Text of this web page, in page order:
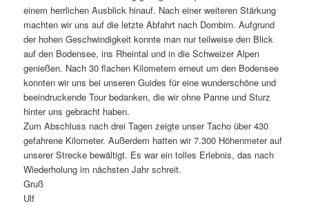
einem herrlichen Ausblick hinauf. Nach einer weiteren Stärkung
machten wir uns auf die letzte Abfahrt nach Dornbirn. Aufgrund
der hohen Geschwindigkeit konnte man nur teilweise den Blick
auf den Bodensee, ins Rheintal und in die Schweizer Alpen
genießen. Nach 30 flachen Kilometern erneut um den Bodensee
konnten wir uns bei unseren Guides für eine wunderschöne und
beeindruckende Tour bedanken, die wir ohne Panne und Sturz
hinter uns gebracht haben.
Zum Abschluss nach drei Tagen zeigte unser Tacho über 430
gefahrene Kilometer. Außerdem hatten wir 7.300 Höhenmeter auf
unserer Strecke bewältigt. Es war ein tolles Erlebnis, das nach
Wiederholung im nächsten Jahr schreit.
Gruß
Ulf